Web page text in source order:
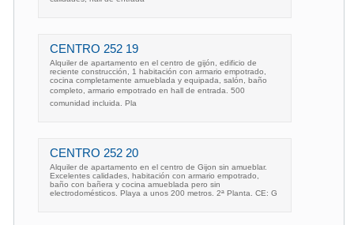
CENTRO 252 19
Alquiler de apartamento en el centro de gijón, edificio de
reciente construcción, 1 habitación con armario empotrado,
cocina completamente amueblada y equipada, salón, baño
completo, armario empotrado en hall de entrada. 500 
comunidad incluida. Pla
CENTRO 252 20
Alquiler de apartamento en el centro de Gijon sin amueblar.
Excelentes calidades, habitación con armario empotrado,
baño con bañera y cocina amueblada pero sin
electrodomésticos. Playa a unos 200 metros. 2ª Planta. CE: G